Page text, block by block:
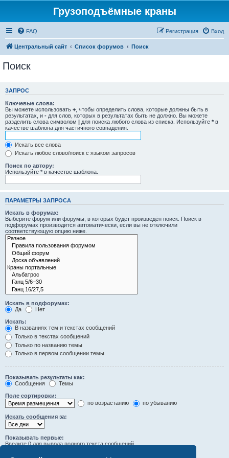
Грузоподъёмные краны
FAQ Вход
Регистрация
Центральный сайт Список форумов Поиск
Поиск
ЗАПРОС
Ключевые слова:
Вы можете использовать + , чтобы определить слова, которые должны быть в
результатах, и - для слов, которых в результатах быть не должно. Вы можете
разделить слова символом | для поиска любого слова из списка. Используйте * в
качестве шаблона для частичного совпадения.
Искать все слова
Искать любое слово/поиск с языком запросов
Поиск по автору:
Используйте * в качестве шаблона.
ПАРАМЕТРЫ ЗАПРОСА
Искать в форумах:
Выберите форум или форумы, в которых будет произведён поиск. Поиск в
подфорумах производится автоматически, если вы не отключили
соответствующую опцию ниже.
Искать в подфорумах:
Да
Нет
Искать:
В названиях тем и текстах сообщений
Только в текстах сообщений
Только по названию темы
Только в первом сообщении темы
Показывать результаты как:
Сообщения
Темы
Поле сортировки:
по возрастанию
по убыванию
Искать сообщения за:
Показывать первые:
Введите 0 для вывода полного текста сообщений.